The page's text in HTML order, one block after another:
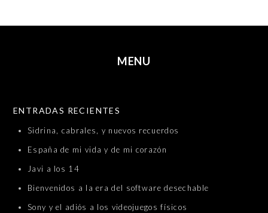
MENU
ENTRADAS RECIENTES
Sidrina, cabrales, y nuevos recuerdos
España de mi vida y de mi corazón
Javi a los 14
Bienvenidos a la era del software desechable
Sony y el adiós a los videojuegos físicos